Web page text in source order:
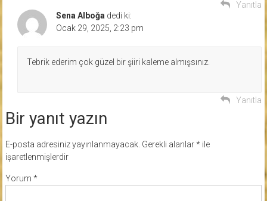
Yanıtla
Sena Alboğa dedi ki:
Ocak 29, 2025, 2:23 pm
Tebrik ederim çok güzel bir şiiri kaleme almışsınız.
Yanıtla
Bir yanıt yazın
E-posta adresiniz yayınlanmayacak. Gerekli alanlar*ile
işaretlenmişlerdir
Yorum *